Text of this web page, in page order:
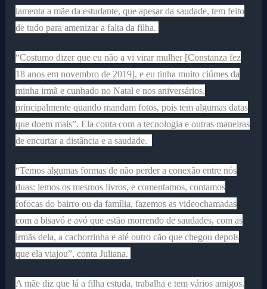
lamenta a mãe da estudante, que apesar da saudade, tem feito
de tudo para amenizar a falta da filha.
“Costumo dizer que eu não a vi virar mulher [Constanza fez
18 anos em novembro de 2019], e eu tinha muito ciúmes da
minha irmã e cunhado no Natal e nos aniversários,
principalmente quando mandam fotos, pois tem algumas datas
que doem mais”. Ela conta com a tecnologia e outras maneiras
de encurtar a distância e a saudade.
“Temos algumas formas de não perder a conexão entre nós
duas: lemos os mesmos livros, e comentamos, contamos
fofocas do bairro ou da família, fazemos as videochamadas
com a bisavó e avó que estão morrendo de saudades, com as
irmãs dela, a cachorrinha e até outro cão que chegou depois
que ela viajou”, conta Juliana.
A mãe diz que lá a filha estuda, trabalha e tem vários amigos.